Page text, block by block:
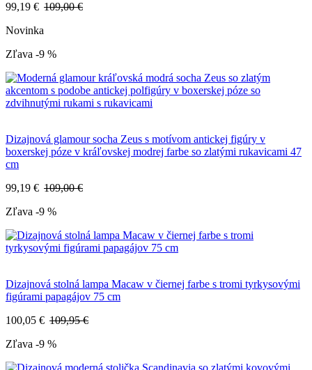
99,19 € 109,00 €
Novinka
Zľava -9 %
Dizajnová glamour socha Zeus s motívom antickej figúry v
boxerskej póze v kráľovskej modrej farbe so zlatými rukavicami 47
cm
99,19 € 109,00 €
Zľava -9 %
Dizajnová stolná lampa Macaw v čiernej farbe s tromi tyrkysovými
figúrami papagájov 75 cm
100,05 € 109,95 €
Zľava -9 %